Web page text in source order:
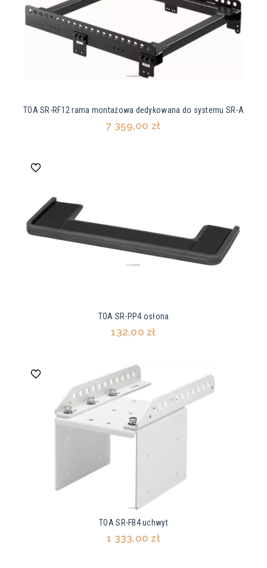
TOA SR-RF12 rama montażowa dedykowana do systemu SR-A
7 359,00 zł
TOA SR-PP4 osłona
132,00 zł
TOA SR-FB4 uchwyt
1 333,00 zł